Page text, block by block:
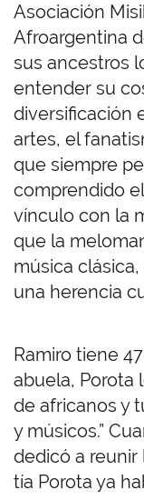
Asociación
Afroargentina
sus ancestros
entender su
diversificación
artes, el
que siempre
comprendido
vínculo con la
que la
música
una herencia
Ramiro tiene
abuela, Porota
de africanos y
y músicos.”
dedicó a reunir
tía Porota ya